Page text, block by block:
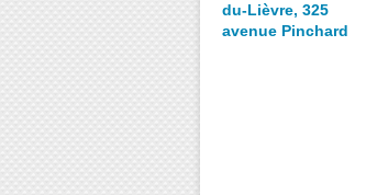
du-Lièvre, 325
avenue Pinchard